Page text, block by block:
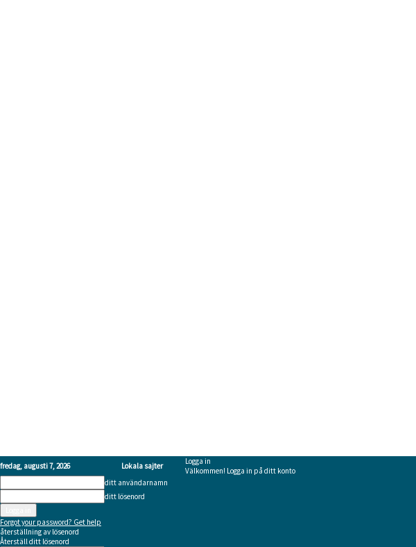
fredag, augusti 7, 2026 Lokala sajter
Logga in
Välkommen! Logga in på ditt konto
ditt användarnamn
ditt lösenord
Forgot your password? Get help
återställning av lösenord
Återställ ditt lösenord